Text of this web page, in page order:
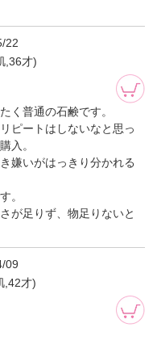
22
,36才)
く普通の石鹸です。
ピートはしないなと思っ
入。
嫌いがはっきり分かれる
。
が足りず、物足りないと
09
,42才)